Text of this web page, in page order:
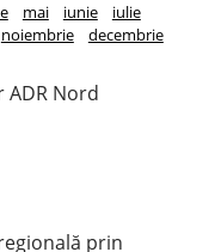
mai iunie
iulie
noiembrie decembrie
ADR Nord
prin